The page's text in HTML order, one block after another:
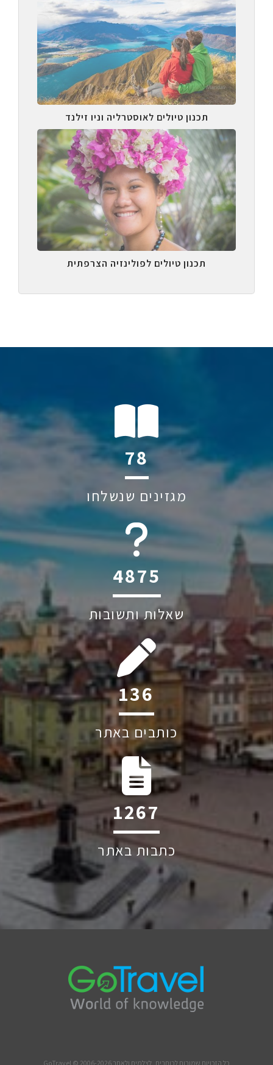
תכנון טיולים לאוסטרליה וניו זילנד
תכנון טיולים לפולינזיה הצרפתית
116
מגזינים שנשלחו
6045
שאלות ותשובות
202
כותבים באתר
1884
כתבות באתר
כל הזכויות שמורות לכותבים, לצלמים ולאתר GoTravel © 2006-2026